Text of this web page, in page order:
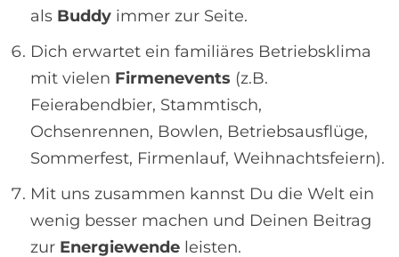
als Buddy immer zur Seite.
Dich erwartet ein familiäres Betriebsklima
mit vielen Firmenevents (z.B.
Feierabendbier, Stammtisch,
Ochsenrennen, Bowlen, Betriebsausflüge,
Sommerfest, Firmenlauf, Weihnachtsfeiern).
Mit uns zusammen kannst Du die Welt ein
wenig besser machen und Deinen Beitrag
zur Energiewende leisten.